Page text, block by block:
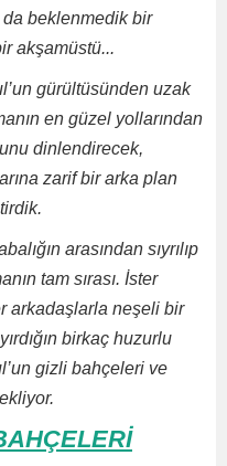
beklenmedik bir
akşamüstü...
gürültüsünden uzak
en güzel yollarından
dinlendirecek,
zarif bir arka plan
arasından sıyrılıp
tam sırası. İster
arkadaşlarla neşeli bir
birkaç huzurlu
gizli bahçeleri ve